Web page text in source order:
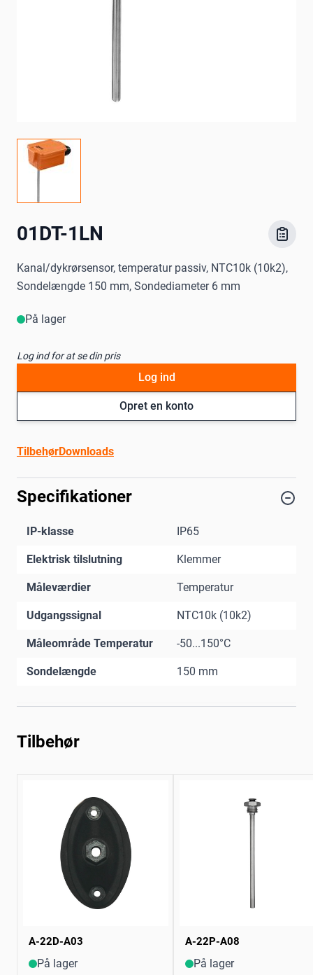
01DT-1LN
Kanal/dykrørsensor, temperatur passiv, NTC10k (10k2),
Sondelængde 150 mm, Sondediameter 6 mm
På lager
Log ind for at se din pris
Opret en konto
Log ind
TilbehørDownloads
Specifikationer
IP-klasse IP65
Elektrisk tilslutning Klemmer
Måleværdier Temperatur
Udgangssignal NTC10k (10k2)
Måleområde Temperatur -50...150°C
Sondelængde 150 mm
Tilbehør
A-22D-A03
På lager
A-22P-A08
På lager